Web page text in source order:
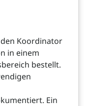
Koordinator
in einem
bestellt.
Ein